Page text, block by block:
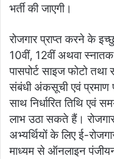
भर्ती की जाएगी।
रोजगार प्राप्त करने के
10वीं, 12वीं अथवा
पासपोर्ट साइज फोटो
संबंधी अंकसूची एवं प्रमाण
साथ निर्धारित तिथि एवं
लाभ उठा सकते हैं।
अभ्यर्थियों के लिए ई-
माध्यम से ऑनलाइन पंजीयन